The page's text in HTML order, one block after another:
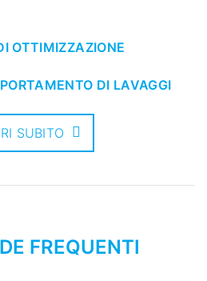
OTTIMIZZAZIONE
DI LAVAGGI
SUBITO
FREQUENTI